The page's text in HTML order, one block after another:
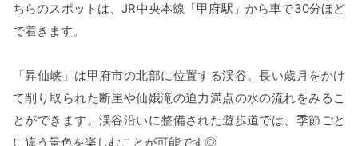
ちらのスポットは、JR中央本線「甲府駅」から車で30分ほど
で着きます。
「昇仙峡」は甲府市の北部に位置する渓谷。長い歳月をかけ
て削り取られた断崖や仙娥滝の迫力満点の水の流れをみるこ
とができます。渓谷沿いに整備された遊歩道では、季節ごと
に違う景色を楽しむことが可能です◎